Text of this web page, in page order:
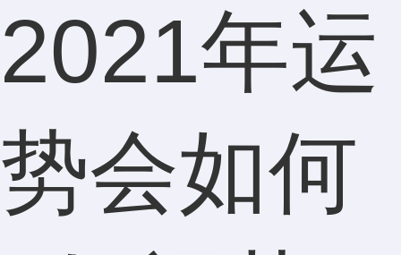
2021年运
势会如何